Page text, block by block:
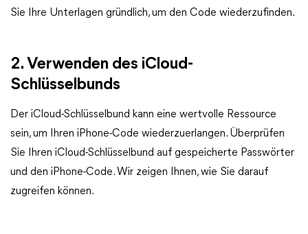
Sie Ihre Unterlagen gründlich, um den Code wiederzufinden.
2. Verwenden des iCloud-
Schlüsselbunds
Der iCloud-Schlüsselbund kann eine wertvolle Ressource
sein, um Ihren iPhone-Code wiederzuerlangen. Überprüfen
Sie Ihren iCloud-Schlüsselbund auf gespeicherte Passwörter
und den iPhone-Code. Wir zeigen Ihnen, wie Sie darauf
zugreifen können.